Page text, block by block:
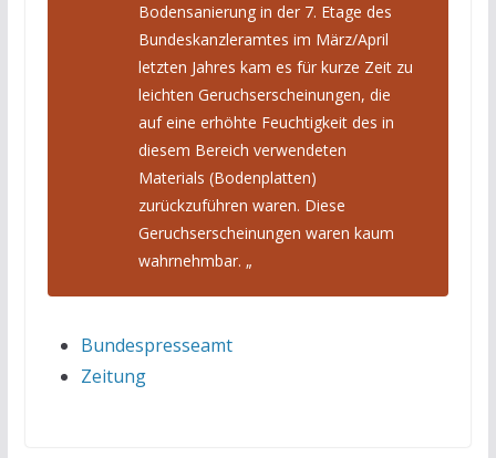
Bodensanierung in der 7. Etage des
Bundeskanzleramtes im März/April
letzten Jahres kam es für kurze Zeit zu
leichten Geruchserscheinungen, die
auf eine erhöhte Feuchtigkeit des in
diesem Bereich verwendeten
Materials (Bodenplatten)
zurückzuführen waren. Diese
Geruchserscheinungen waren kaum
wahrnehmbar. „
Bundespresseamt
Zeitung